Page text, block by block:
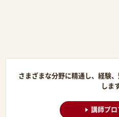
さまざまな分野に精通し、経験
しま
講師プ